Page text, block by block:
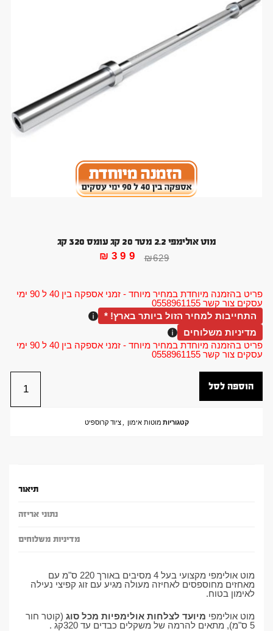
פריט בהזמנה מיוחדת במחיר מיוחד - זמני אספקה בין 40 ל 90 ימי
עסקים צור קשר 0558961155
מוט אולימפי 2.2 מטר 20 קג עומס 320 קג
₪629
₪ 399
התחייבות למחיר הזול ביותר בארץ! *
מדיניות משלוחים
פריט בהזמנה מיוחדת במחיר מיוחד - זמני אספקה בין 40 ל 90 ימי
עסקים צור קשר 0558961155
הוספה לסל
קטגוריות מוטות אימון ,ציוד קרוספיט
תיאור
נתוני אריזה
מדיניות משלוחים
מוט אולימפי מקצועי בעל 4 מסיבים באורך 220 ס"מ עם
מאחזים מחוספסים לאחיזה מעולה מגיע עם זוג קפיצי נעילה
לאימון בטוח.
מוט אולימפי מיועד לצלחות אולימפיות מכל סוג (קוטר חור
5 ס"מ), מתאים להרמה של משקלים כבדים עד 320קג .